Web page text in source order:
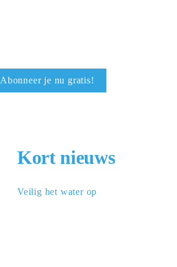
Abonneer je nu gratis!
Kort nieuws
Veilig het water op